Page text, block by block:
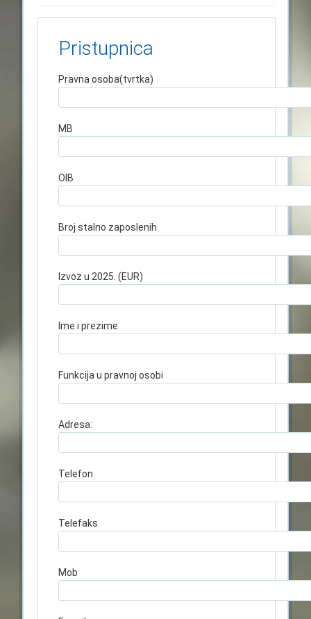
Pristupnica
Pravna osoba(tvrtka)
MB
OIB
Broj stalno zaposlenih
Izvoz u 2025. (EUR)
Ime i prezime
Funkcija u pravnoj osobi
Adresa:
Telefon
Telefaks
Mob